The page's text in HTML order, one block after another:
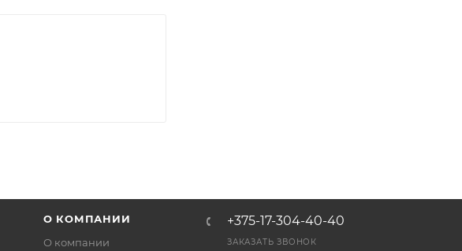
О КОМПАНИИ
О компании
+375-17-304-40-40
ЗАКАЗАТЬ ЗВОНОК